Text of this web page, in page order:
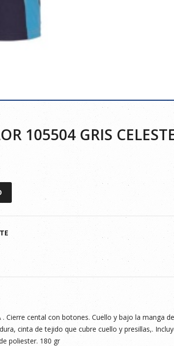
105504 GRIS
. Cierre cental con botones. Cuello y bajo la manga
cinta de tejido que cubre cuello y presillas,.
poliester. 180 gr